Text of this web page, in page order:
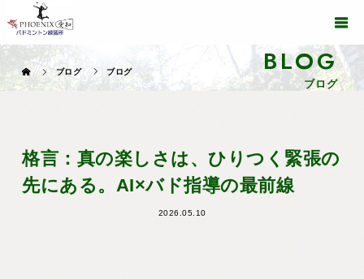
BLOG
ブログ
ブログ ブログ
格言：真の楽しさは、ひりつく緊張の
先にある。AI×バド指導の最前線
2026.05.10